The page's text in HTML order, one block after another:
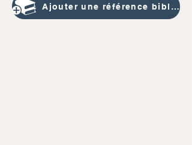
Ajouter une référence